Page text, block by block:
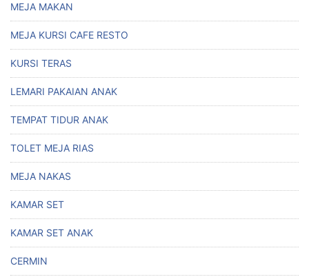
MEJA MAKAN
MEJA KURSI CAFE RESTO
KURSI TERAS
LEMARI PAKAIAN ANAK
TEMPAT TIDUR ANAK
TOLET MEJA RIAS
MEJA NAKAS
KAMAR SET
KAMAR SET ANAK
CERMIN